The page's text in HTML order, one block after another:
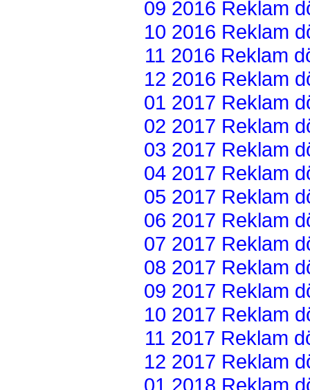
09 2016 Reklam
10 2016 Reklam
11 2016 Reklam
12 2016 Reklam
01 2017 Reklam
02 2017 Reklam
03 2017 Reklam
04 2017 Reklam
05 2017 Reklam
06 2017 Reklam
07 2017 Reklam
08 2017 Reklam
09 2017 Reklam
10 2017 Reklam
11 2017 Reklam
12 2017 Reklam
01 2018 Reklam